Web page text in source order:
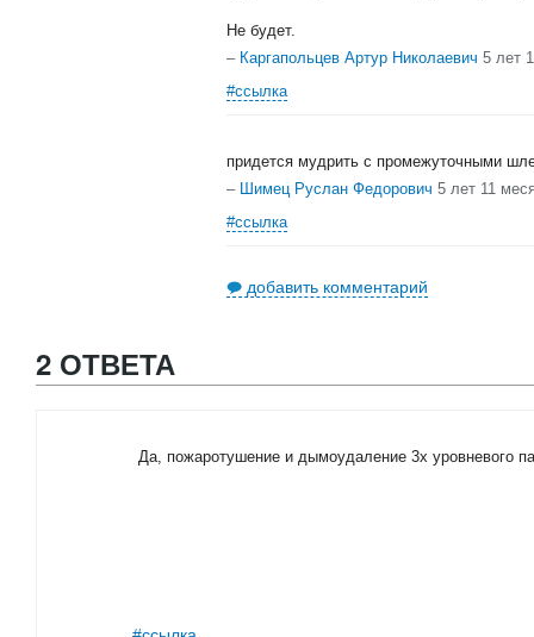
Не будет.
– Каргапольцев Артур Николаевич 5 лет
#ссылка
придется мудрить с промежуточными
– Шимец Руслан Федорович 5 лет 11
#ссылка
добавить комментарий
2 ОТВЕТА
Да, пожаротушение и дымоудаление 3х уровневого